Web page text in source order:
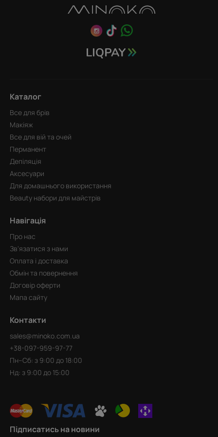
Каталог
Все для брів
Макіяж
Все для вій та очей
Перманент
Депіляція
Аксесуари
Для домашнього використання
Beauty набори для майстрів
Навігація
Про нас
Зв'язатися з нами
Оплата і доставка
Обмін та повернення
Договір оферти
Мапа сайту
Контакти
sales@minoko.com.ua
+38-097-959-97-77
Пн–Сб: з 9:00 до 18:00
Нд: з 9:00 до 15:00
Підписатись на новини